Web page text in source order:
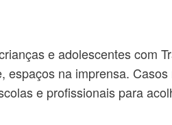
e adolescentes com
na imprensa.
e profissionais para